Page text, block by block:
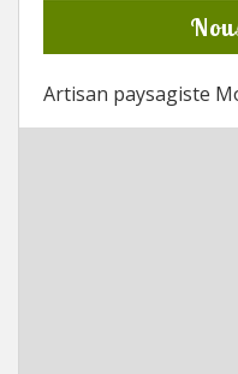
Artisan paysagiste